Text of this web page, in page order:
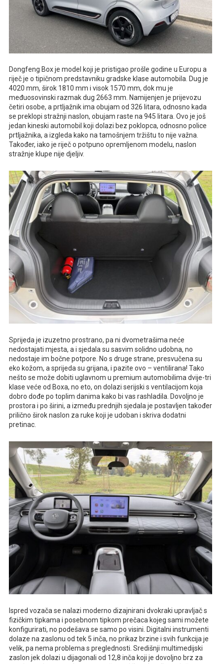
Dongfeng Box je model koji je pristigao prošle godine u Europu a
riječ je o tipičnom predstavniku gradske klase automobila. Dug je
4020 mm, širok 1810 mm i visok 1570 mm, dok mu je
međuosovinski razmak dug 2663 mm. Namijenjen je prijevozu
četiri osobe, a prtljažnik ima obujam od 326 litara, odnosno kada
se preklopi stražnji naslon, obujam raste na 945 litara. Ovo je još
jedan kineski automobil koji dolazi bez poklopca, odnosno police
prtljažnika, a izgleda kako na tamošnjem tržištu to nije važna.
Također, iako je riječ o potpuno opremljenom modelu, naslon
stražnje klupe nije djeljiv.
Sprijeda je izuzetno prostrano, pa ni dvometrašima neće
nedostajati mjesta, a i sjedala su sasvim solidno udobna, no
nedostaje im bočne potpore. No s druge strane, presvučena su
eko kožom, a sprijeda su grijana, i pazite ovo – ventilirana! Tako
nešto se može dobiti uglavnom u premium automobilima dvije-tri
klase veće od Boxa, no eto, on dolazi serijski s ventilacijom koja
dobro dođe po toplim danima kako bi vas rashladila. Dovoljno je
prostora i po širini, a između prednjih sjedala je postavljen također
prilično širok naslon za ruke koji je udoban i skriva dodatni
pretinac.
Ispred vozača se nalazi moderno dizajnirani dvokraki upravljač s
fizičkim tipkama i posebnom tipkom prečaca kojeg sami možete
konfigurirati, no podešava se samo po visini. Digitalni instrumenti
dolaze na zaslonu od tek 5 inča, no prikaz brzine i svih funkcija je
velik, pa nema problema s preglednosti. Središnji multimedijski
zaslon jek dolazi u dijagonali od 12,8 inča koji je dovoljno brz za